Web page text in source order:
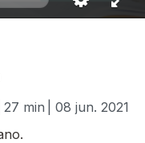
| 27 min
| 08 jun. 2021